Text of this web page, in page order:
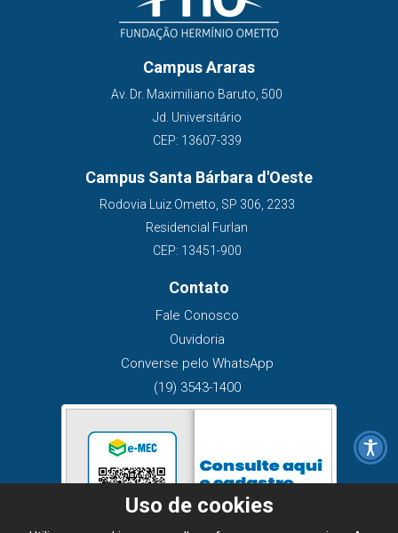
Campus Araras
Av. Dr. Maximiliano Baruto, 500
Jd. Universitário
CEP: 13607-339
Campus Santa Bárbara d'Oeste
Rodovia Luiz Ometto, SP 306, 2233
Residencial Furlan
CEP: 13451-900
Contato
Fale Conosco
Ouvidoria
Converse pelo WhatsApp
(19) 3543-1400
Uso de cookies